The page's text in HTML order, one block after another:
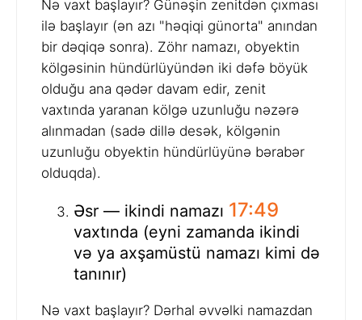
Nə vaxt başlayır? Günəşin zenitdən çıxması
ilə başlayır (ən azı "həqiqi günorta" anından
bir dəqiqə sonra). Zöhr namazı, obyektin
kölgəsinin hündürlüyündən iki dəfə böyük
olduğu ana qədər davam edir, zenit
vaxtında yaranan kölgə uzunluğu nəzərə
alınmadan (sadə dillə desək, kölgənin
uzunluğu obyektin hündürlüyünə bərabər
olduqda).
Əsr — ikindi namazı 17:49
vaxtında (eyni zamanda ikindi
və ya axşamüstü namazı kimi də
tanınır)
Nə vaxt başlayır? Dərhal əvvəlki namazdan